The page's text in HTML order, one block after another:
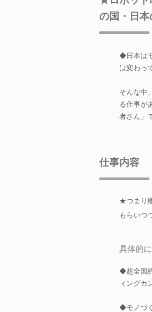
の国・日
◆日本は
は変わっ
そんな中
る仕事が
者さん」
仕事内容
★つまり
もらいつ
具体的
◆超全国
ィングカ
◆モノづ